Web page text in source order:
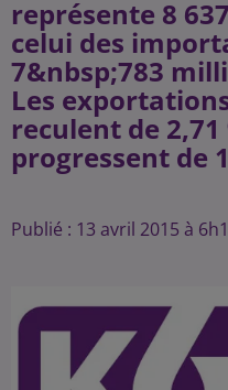
représente 8
celui des
7&nbsp;783
Les
reculent de
progressent de
Publié : 13 avril 2015 à